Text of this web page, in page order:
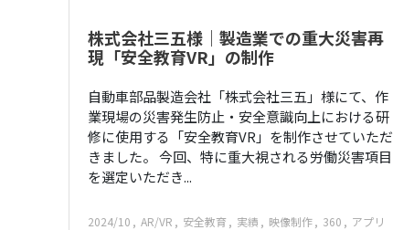
株式会社三五様｜製造業での重大災害再
現「安全教育VR」の制作
自動車部品製造会社「株式会社三五」様にて、作
業現場の災害発生防止・安全意識向上における研
修に使用する「安全教育VR」を制作させていただ
きました。 今回、特に重大視される労働災害項目
を選定いただき...
2024/10 AR/VR 安全教育 実績 映像制作 360 アプリ